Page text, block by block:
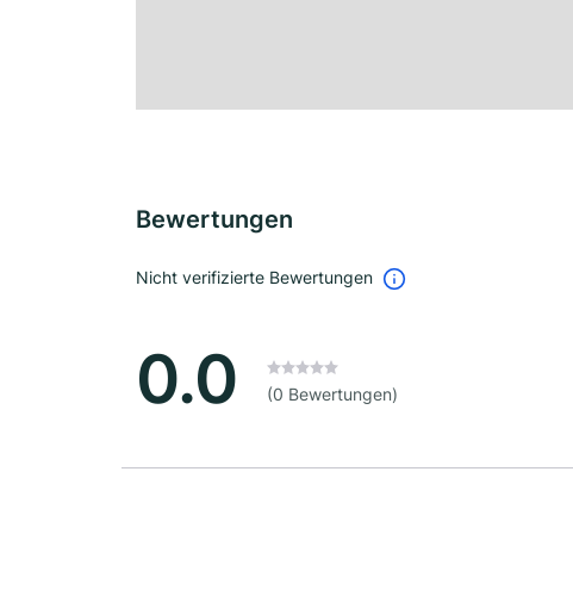
Bewertungen
Nicht verifizierte Bewertungen
0.0 (0 Bewertungen)